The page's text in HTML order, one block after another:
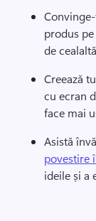
produs
de
Creează
cu ecran
face mai
Asistă
povestire
ideile și a